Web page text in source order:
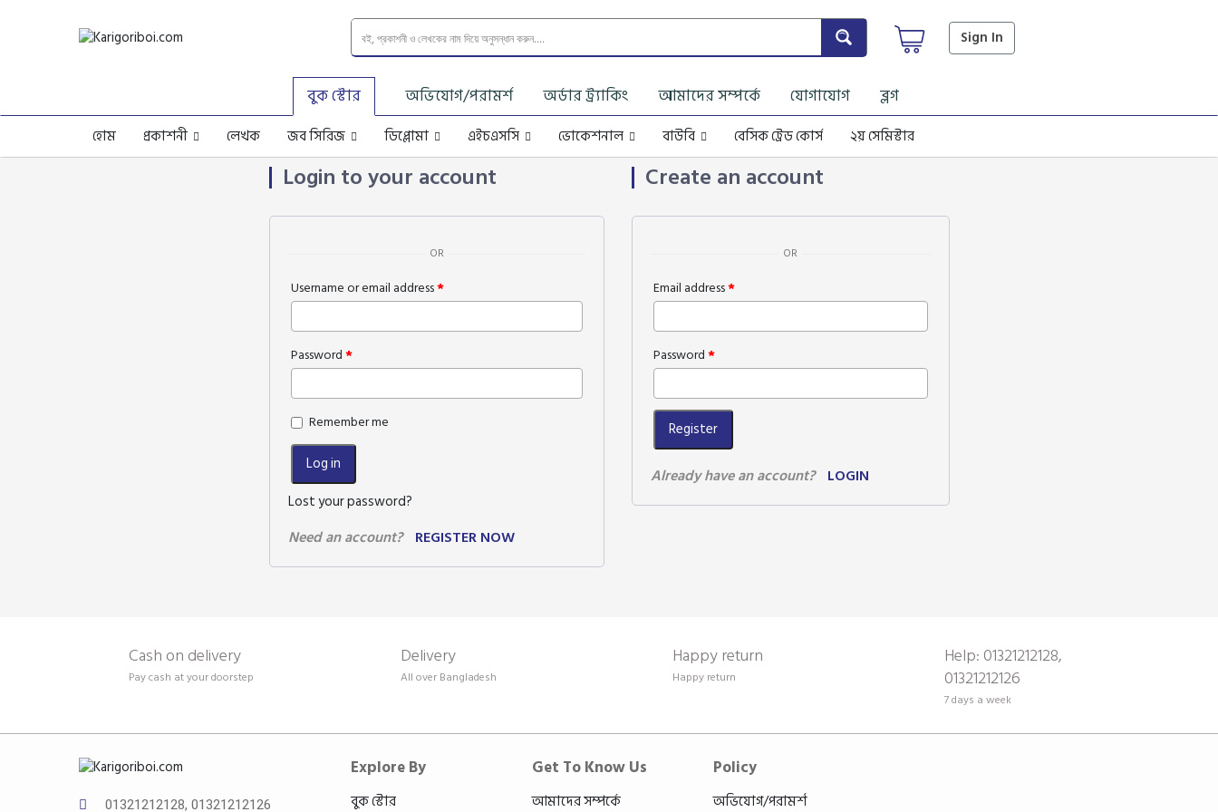
Sign In
বুক স্টোর অভিযোগ/পরামর্শ অর্ডার ট্র্যাকিং আমাদের সম্পর্কে যোগাযোগ ব্লগ
হোম প্রকাশনী লেখক জব সিরিজ ডিপ্লোমা এইচএসসি ভোকেশনাল বাউবি বেসিক ট্রেড কোর্স ২য় সেমিস্টার
Login to your account
OR
Username or email address*
Password*
Remember me
Log in
Lost your password?
Need an account? REGISTER NOW
Create an account
OR
Email address*
Password*
Register
Already have an account? LOGIN
Cash on delivery
Pay cash at your doorstep
Delivery
All over Bangladesh
Happy return
Happy return
Help: 01321212128,
01321212126
7 days a week
01321212128, 01321212126
Explore By
বুক স্টোর
Get To Know Us
আমাদের সম্পর্কে
Policy
অভিযোগ/পরামর্শ